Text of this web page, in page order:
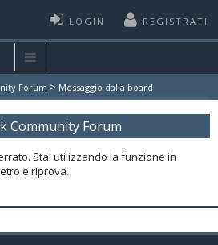
LOGIN REGISTRATI
Forum > Messaggio dalla board
Community Forum
Stai utilizzando la funzione in
e riprova.